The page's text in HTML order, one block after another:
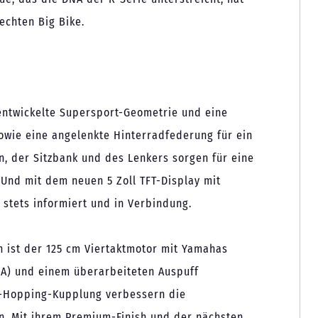
Big Bike.
Supersport-Geometrie und eine
eine angelenkte Hinterradfederung für ein
der Sitzbank und des Lenkers sorgen für eine
mit dem neuen 5 Zoll TFT-Display mit
informiert und in Verbindung.
der 125 cm Viertaktmotor mit Yamahas
und einem überarbeiteten Auspuff
Kupplung verbessern die